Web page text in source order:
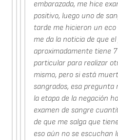
embarazada, me hice
positivo, luego uno de
tarde me hicieron un
me da la noticia de que
aproximadamente tiene
particular para realizar
mismo, pero si está
sangrados, esa pregunta
la etapa de la negación
examen de sangre
de que me salga que
eso aún no se escuchan